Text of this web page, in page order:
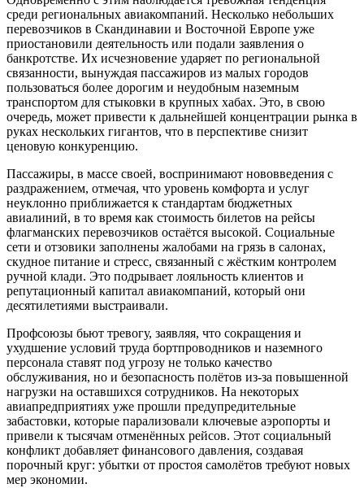
среди региональных авиакомпаний. Несколько небольших
перевозчиков в Скандинавии и Восточной Европе уже
приостановили деятельность или подали заявления о
банкротстве. Их исчезновение ударяет по региональной
связанности, вынуждая пассажиров из малых городов
пользоваться более дорогим и неудобным наземным
транспортом для стыковки в крупных хабах. Это, в свою
очередь, может привести к дальнейшей концентрации рынка в
руках нескольких гигантов, что в перспективе снизит
ценовую конкуренцию.
Пассажиры, в массе своей, воспринимают нововведения с
раздражением, отмечая, что уровень комфорта и услуг
неуклонно приближается к стандартам бюджетных
авиалиний, в то время как стоимость билетов на рейсы
флагманских перевозчиков остаётся высокой. Социальные
сети и отзовики заполнены жалобами на грязь в салонах,
скудное питание и стресс, связанный с жёстким контролем
ручной клади. Это подрывает лояльность клиентов и
репутационный капитал авиакомпаний, который они
десятилетиями выстраивали.
Профсоюзы бьют тревогу, заявляя, что сокращения и
ухудшение условий труда бортпроводников и наземного
персонала ставят под угрозу не только качество
обслуживания, но и безопасность полётов из-за повышенной
нагрузки на оставшихся сотрудников. На некоторых
авиапредприятиях уже прошли предупредительные
забастовки, которые парализовали ключевые аэропорты и
привели к тысячам отменённых рейсов. Этот социальный
конфликт добавляет финансового давления, создавая
порочный круг: убытки от простоя самолётов требуют новых
мер экономии.